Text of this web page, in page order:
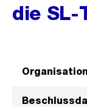
die SL-